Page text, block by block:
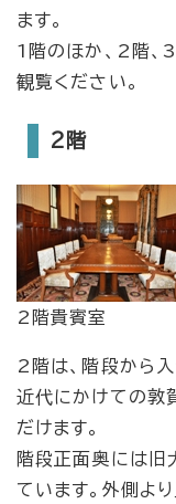
ます。
1階のほか、2階、
観覧ください。
2階
2階貴賓室
2階は、階段から
近代にかけての敦
だけます。
階段正面奥には旧
ています。外側よ